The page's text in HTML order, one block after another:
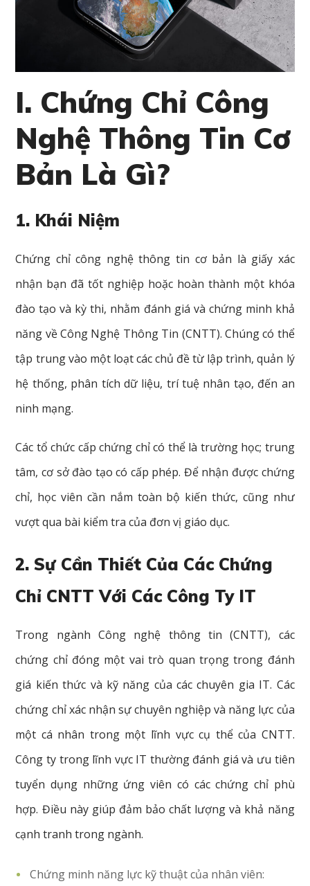
I. Chứng Chỉ Công
Nghệ Thông Tin Cơ
Bản Là Gì?
1. Khái Niệm
Chứng chỉ công nghệ thông tin cơ bản là giấy xác
nhận bạn đã tốt nghiệp hoặc hoàn thành một khóa
đào tạo và kỳ thi, nhằm đánh giá và chứng minh khả
năng về Công Nghệ Thông Tin (CNTT). Chúng có thể
tập trung vào một loạt các chủ đề từ lập trình, quản lý
hệ thống, phân tích dữ liệu, trí tuệ nhân tạo, đến an
ninh mạng.
Các tổ chức cấp chứng chỉ có thể là trường học; trung
tâm, cơ sở đào tạo có cấp phép. Để nhận được chứng
chỉ, học viên cần nắm toàn bộ kiến thức, cũng như
vượt qua bài kiểm tra của đơn vị giáo dục.
2. Sự Cần Thiết Của Các Chứng
Chỉ CNTT Với Các Công Ty IT
Trong ngành Công nghệ thông tin (CNTT), các
chứng chỉ đóng một vai trò quan trọng trong đánh
giá kiến thức và kỹ năng của các chuyên gia IT. Các
chứng chỉ xác nhận sự chuyên nghiệp và năng lực của
một cá nhân trong một lĩnh vực cụ thể của CNTT.
Công ty trong lĩnh vực IT thường đánh giá và ưu tiên
tuyển dụng những ứng viên có các chứng chỉ phù
hợp. Điều này giúp đảm bảo chất lượng và khả năng
cạnh tranh trong ngành.
Chứng minh năng lực kỹ thuật của nhân viên: